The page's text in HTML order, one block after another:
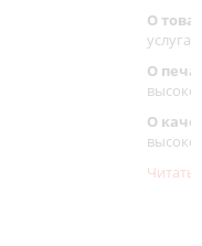
О
услуга
О
О
Читать